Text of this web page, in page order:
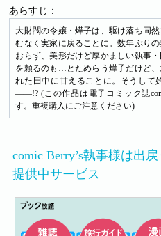
あらすじ：
大財閥の令嬢・燁子は、駆け落ち同
むなく実家に戻ることに。数年ぶり
おらず、美形だけど厚かましい執事
を頼るのも…とためらう燁子だけど
れた田中に甘えることに。そうして
――!? (この作品は電子コミック誌
す。重複購入にご注意ください)
comic Berry’s執事様は出
提供中サービス